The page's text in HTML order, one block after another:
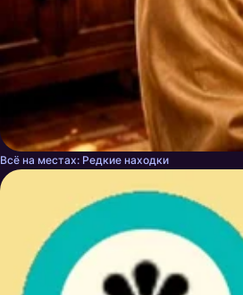
Всё на местах: Редкие находки